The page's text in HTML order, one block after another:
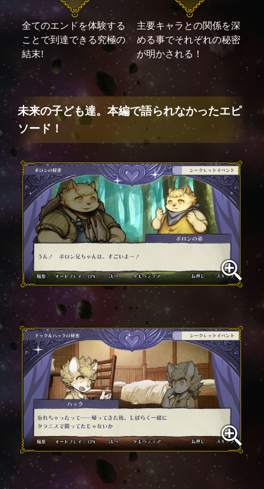
全てのエンドを体験する
ことで到達できる究極の
結末!
主要キャラとの関係を深
める事でそれぞれの秘密
が明かされる！
未来の子ども達。本編で語られなかったエピ
ソード！